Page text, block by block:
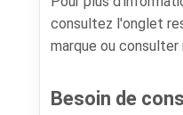
consultez l'onglet
marque ou consulter
Besoin de